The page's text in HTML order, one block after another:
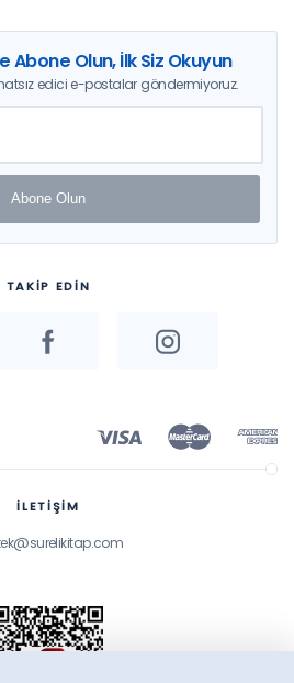
Abone Olun, İlk Siz Okuyun
edici e-postalar göndermiyoruz.
Abone Olun
TAKİP EDİN
İLETİŞİM